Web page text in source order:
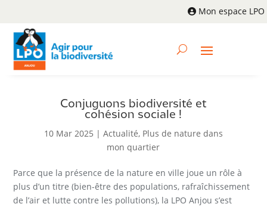
Mon espace LPO
Conjuguons biodiversité et
cohésion sociale !
10 Mar 2025 | Actualité, Plus de nature dans
mon quartier
Parce que la présence de la nature en ville joue un rôle à
plus d’un titre (bien-être des populations, rafraîchissement
de l’air et lutte contre les pollutions), la LPO Anjou s’est